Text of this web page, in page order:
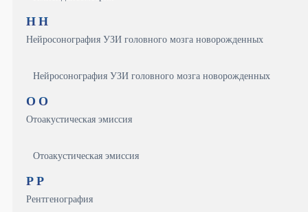
Н Н
Нейросонография УЗИ головного мозга новорожденных
Нейросонография УЗИ головного мозга новорожденных
О О
Отоакустическая эмиссия
Отоакустическая эмиссия
Р Р
Рентгенография